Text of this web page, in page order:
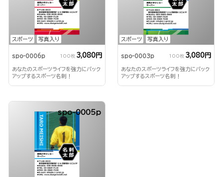
スポーツ 写真入り
spo-0006p 100枚 3,080円
あなたのスポーツライフを強力にバック
アップするスポーツ名刺！
スポーツ 写真入り
spo-0003p 100枚 3,080円
あなたのスポーツライフを強力にバック
アップするスポーツ名刺！
spo-0005p